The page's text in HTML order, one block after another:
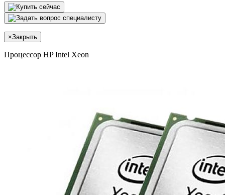
×Закрыть
Процессор HP Intel Xeon